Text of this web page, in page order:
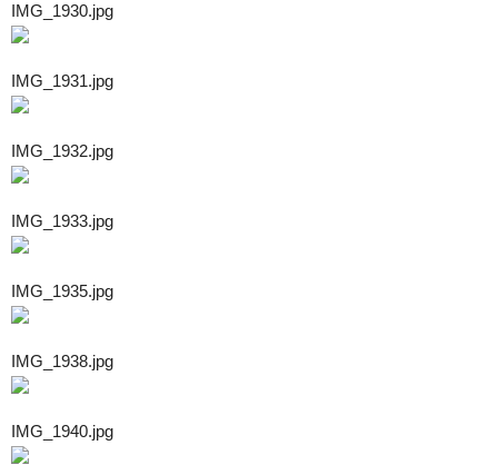
IMG_1930.jpg
IMG_1931.jpg
IMG_1932.jpg
IMG_1933.jpg
IMG_1935.jpg
IMG_1938.jpg
IMG_1940.jpg